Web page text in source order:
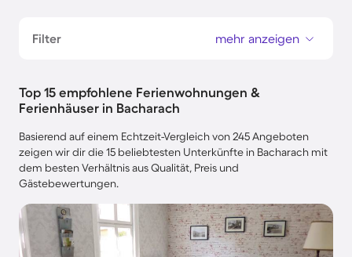
Filter mehr anzeigen
Top 15 empfohlene Ferienwohnungen &
Ferienhäuser in Bacharach
Basierend auf einem Echtzeit-Vergleich von 245 Angeboten
zeigen wir dir die 15 beliebtesten Unterkünfte in Bacharach mit
dem besten Verhältnis aus Qualität, Preis und
Gästebewertungen.